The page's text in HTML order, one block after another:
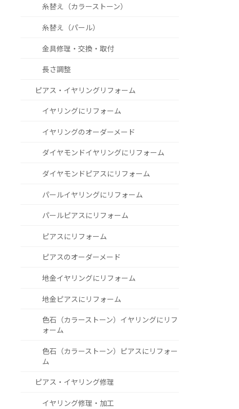
糸替え（カラーストーン）
糸替え（パール）
金具修理・交換・取付
長さ調整
ピアス・イヤリングリフォーム
イヤリングにリフォーム
イヤリングのオーダーメード
ダイヤモンドイヤリングにリフォーム
ダイヤモンドピアスにリフォーム
パールイヤリングにリフォーム
パールピアスにリフォーム
ピアスにリフォーム
ピアスのオーダーメード
地金イヤリングにリフォーム
地金ピアスにリフォーム
色石（カラーストーン）イヤリングにリフ
ォーム
色石（カラーストーン）ピアスにリフォー
ム
ピアス・イヤリング修理
イヤリング修理・加工